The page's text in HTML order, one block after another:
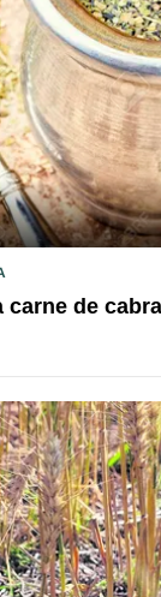
carne de